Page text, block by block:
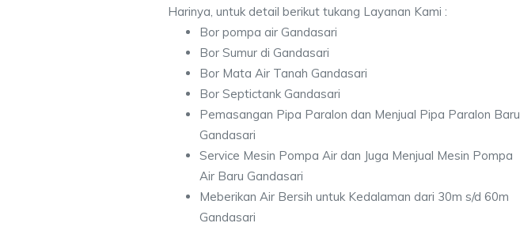
Harinya, untuk detail berikut tukang Layanan Kami :
Bor pompa air Gandasari
Bor Sumur di Gandasari
Bor Mata Air Tanah Gandasari
Bor Septictank Gandasari
Pemasangan Pipa Paralon dan Menjual Pipa Paralon Baru
Gandasari
Service Mesin Pompa Air dan Juga Menjual Mesin Pompa
Air Baru Gandasari
Meberikan Air Bersih untuk Kedalaman dari 30m s/d 60m
Gandasari